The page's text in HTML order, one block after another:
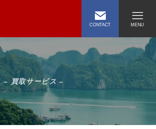
CONTACT MENU
– 買取サービス –